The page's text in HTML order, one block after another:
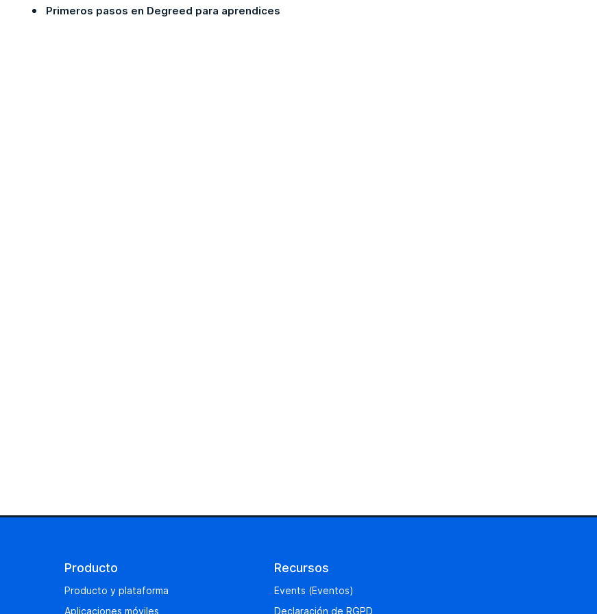
Primeros pasos en Degreed para aprendices
Producto
Producto y plataforma
Aplicaciones móviles
Recursos
Events (Eventos)
Declaración de RGPD